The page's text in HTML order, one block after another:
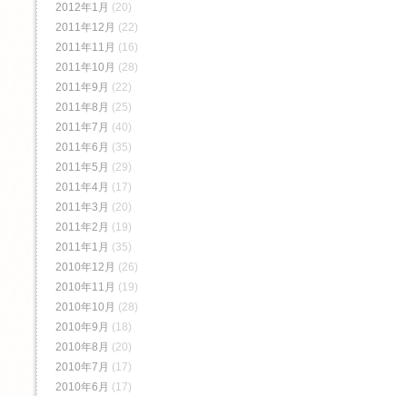
2012年1月 (20)
2011年12月 (22)
2011年11月 (16)
2011年10月 (28)
2011年9月 (22)
2011年8月 (25)
2011年7月 (40)
2011年6月 (35)
2011年5月 (29)
2011年4月 (17)
2011年3月 (20)
2011年2月 (19)
2011年1月 (35)
2010年12月 (26)
2010年11月 (19)
2010年10月 (28)
2010年9月 (18)
2010年8月 (20)
2010年7月 (17)
2010年6月 (17)